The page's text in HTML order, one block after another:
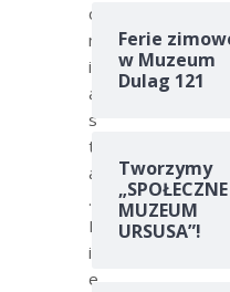
o
m
i
a
s
t
a
.
K
i
e
Ferie
w Muzeum
Dulag 121
Tworzymy
„SPOŁECZNE
MUZEUM
URSUSA”!